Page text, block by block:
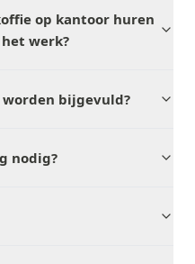
op kantoor huren
werk?
worden bijgevuld?
nodig?